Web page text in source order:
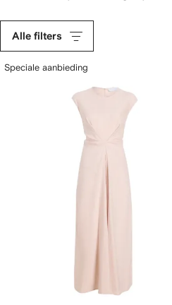
broekenen bovenkleding, een frisse
Alle filters
Speciale aanbieding